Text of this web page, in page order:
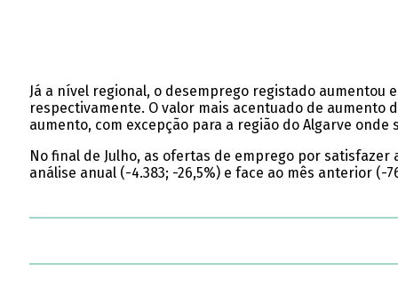
Já a nível regional, o desemprego registado aumentou
respectivamente. O valor mais acentuado de aumento
aumento, com excepção para a região do Algarve
No final de Julho, as ofertas de emprego por
análise anual (-4.383; -26,5%) e face ao mês anterior (-